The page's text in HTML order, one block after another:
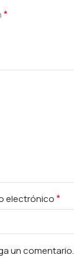
*
electrónico*
un comentario.